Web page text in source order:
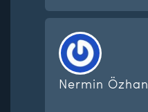
Nermin Özhan